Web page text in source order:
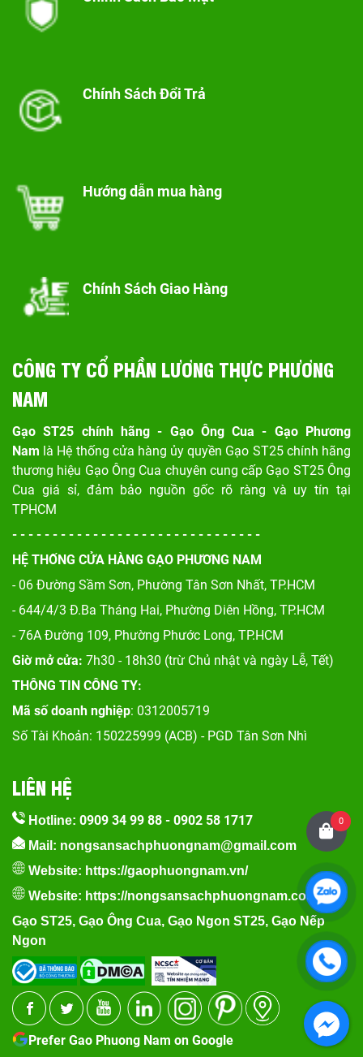
Chính Sách Đổi Trả
Hướng dẫn mua hàng
Chính Sách Giao Hàng
CÔNG TY CỔ PHẦN LƯƠNG THỰC PHƯƠNG
NAM
Gạo ST25 chính hãng - Gạo Ông Cua - Gạo Phương
Nam là Hệ thống cửa hàng ủy quyền Gạo ST25 chính hãng
thương hiệu Gạo Ông Cua chuyên cung cấp Gạo ST25 Ông
Cua giá sỉ, đảm bảo nguồn gốc rõ ràng và uy tín tại
TPHCM
- - - - - - - - - - - - - - - - - - - - - - - - - - - - - - -
HỆ THỐNG CỬA HÀNG GẠO PHƯƠNG NAM
- 06 Đường Sầm Sơn, Phường Tân Sơn Nhất, TP.HCM
- 644/4/3 Đ.Ba Tháng Hai, Phường Diên Hồng, TP.HCM
- 76A Đường 109, Phường Phước Long, TP.HCM
Giờ mở cửa: 7h30 - 18h30 (trừ Chủ nhật và ngày Lễ, Tết)
THÔNG TIN CÔNG TY:
Mã số doanh nghiệp: 0312005719
Số Tài Khoản: 150225999 (ACB) - PGD Tân Sơn Nhì
LIÊN HỆ
Hotline: 0909 34 99 88 - 0902 58 1717
Mail: nongsansachphuongnam@gmail.com
Website: https://gaophuongnam.vn/
Website: https://nongsansachphuongnam.com
Gạo ST25, Gạo Ông Cua, Gạo Ngon ST25, Gạo Nếp
Ngon
Prefer Gao Phuong Nam on Google
0